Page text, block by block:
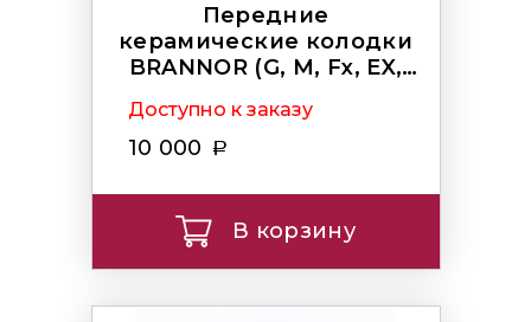
Передние
керамические колодки
BRANNOR (G, M, Fx, EX,
Доступно к заказу
10 000
В корзину